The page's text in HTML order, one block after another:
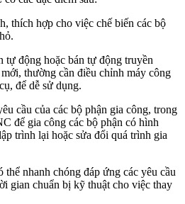
thích hợp cho việc chế biến các bộ
tự động hoặc bán tự động truyền
thường cần điều chỉnh máy công
để dễ sử dụng.
cầu của các bộ phận gia công, trong
để gia công các bộ phận có hình
trình lại hoặc sửa đổi quá trình gia
nhanh chóng đáp ứng các yêu cầu
gian chuẩn bị kỹ thuật cho việc thay